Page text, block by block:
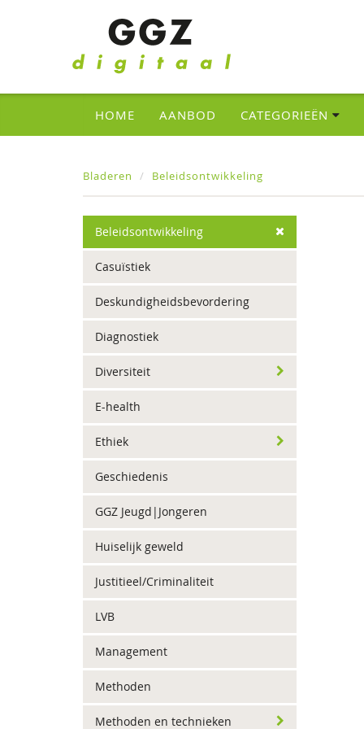
HOME AANBOD CATEGORIEËN
Bladeren Beleidsontwikkeling
Beleidsontwikkeling
Casuïstiek
Deskundigheidsbevordering
Diagnostiek
Diversiteit
E-health
Ethiek
Geschiedenis
GGZ Jeugd|Jongeren
Huiselijk geweld
Justitieel/Criminaliteit
LVB
Management
Methoden
Methoden en technieken